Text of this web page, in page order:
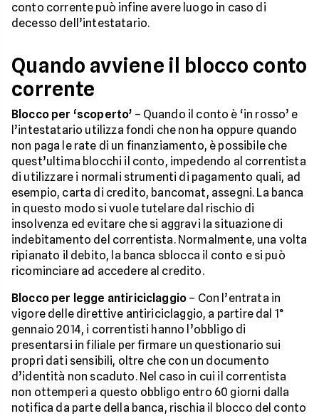
conto corrente può infine avere luogo in caso di
decesso dell’intestatario.
Quando avviene il blocco conto
corrente
Blocco per ‘scoperto’ – Quando il conto è ‘in rosso’ e
l’intestatario utilizza fondi che non ha oppure quando
non paga le rate di un finanziamento, è possibile che
quest’ultima blocchi il conto, impedendo al correntista
di utilizzare i normali strumenti di pagamento quali, ad
esempio, carta di credito, bancomat, assegni. La banca
in questo modo si vuole tutelare dal rischio di
insolvenza ed evitare che si aggravi la situazione di
indebitamento del correntista. Normalmente, una volta
ripianato il debito, la banca sblocca il conto e si può
ricominciare ad accedere al credito.
Blocco per legge antiriciclaggio – Con l’entrata in
vigore delle direttive antiriciclaggio, a partire dal 1°
gennaio 2014, i correntisti hanno l’obbligo di
presentarsi in filiale per firmare un questionario sui
propri dati sensibili, oltre che con un documento
d’identità non scaduto. Nel caso in cui il correntista
non ottemperi a questo obbligo entro 60 giorni dalla
notifica da parte della banca, rischia il blocco del conto